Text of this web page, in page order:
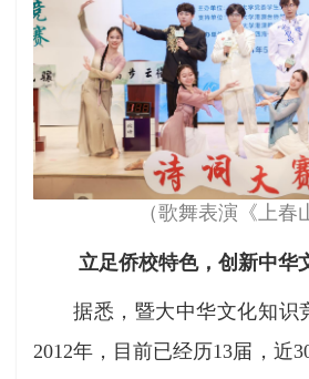
（歌舞表演《上春
立足侨校特色，创新中华
据悉，暨大中华文化知识
2012年，目前已经历13届，近